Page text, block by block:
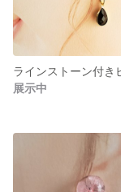
展示中